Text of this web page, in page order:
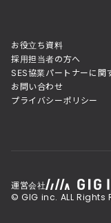
お役立ち資料
採用担当者の方へ
SES協業パートナーに関
お問い合わせ
プライバシーポリシー
運営会社
© GIG inc. ALL Rights